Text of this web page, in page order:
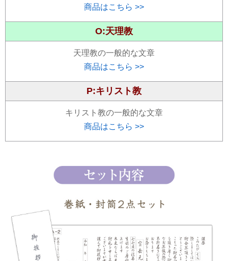
商品はこちら >>
O:天理教
天理教の一般的な文章
商品はこちら >>
P:キリスト教
キリスト教の一般的な文章
商品はこちら >>